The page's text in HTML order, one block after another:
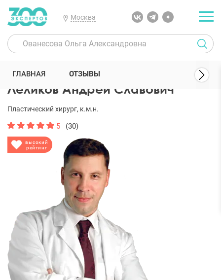
Москва
300 Экспертов Пластические хирурги Леликов Андрей
Леликов Андрей Славович
высокий
рейтинг
Пластический хирург, к.м.н.
5 (30)
ГЛАВНАЯ ОТЗЫВЫ